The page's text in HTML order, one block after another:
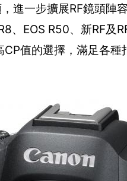
一步擴展RF鏡頭陣
、EOS R50、新RF及
值的選擇，滿足各